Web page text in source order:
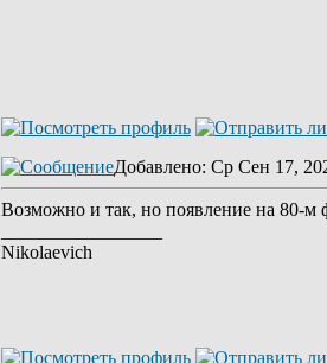
Добавлено: Ср Сен 17,
Возможно и так, но появление на 80-м
Nikolaevich